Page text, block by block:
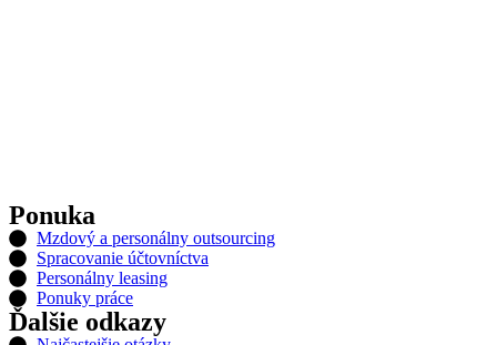
Ponuka
Mzdový a personálny outsourcing
Spracovanie účtovníctva
Personálny leasing
Ponuky práce
Ďalšie odkazy